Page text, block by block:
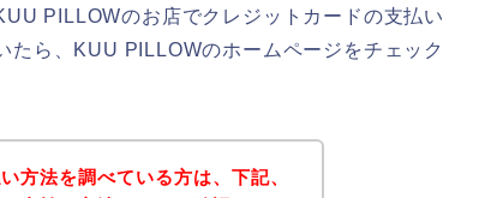
PILLOWのお店でクレジットカードの支払い
ら、KUU PILLOWのホームページをチェック
方法を調べている方は、下記、